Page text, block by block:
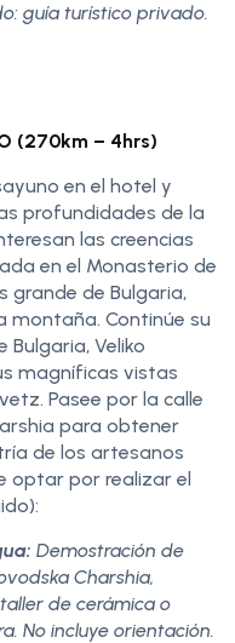
guía turístico privado.
(270km – 4hrs)
en el hotel y
profundidades de la
las creencias
en el Monasterio de
grande de Bulgaria,
montaña. Continúe su
Veliko
magníficas vistas
Pasee por la calle
para obtener
de los artesanos
optar por realizar el
Demostración de
Charshia,
de cerámica o
No incluye orientación.